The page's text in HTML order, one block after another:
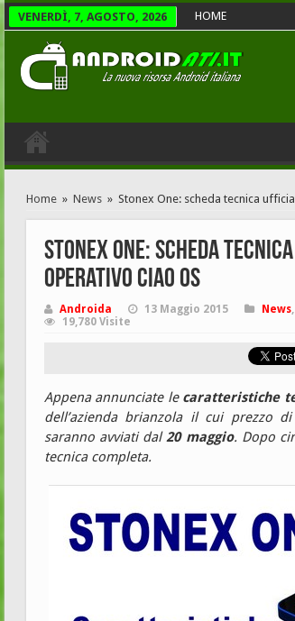
VENERDÌ, 7, AGOSTO, 2026 HOME
Home » News » Stonex One: scheda tecnica
Stonex One: scheda
operativo Ciao OS
Androida 13 Maggio 2015 News,
19,780 Visite
Appena annunciate le caratteristiche
dell’azienda brianzola il cui prezzo
saranno avviati dal20 maggio. Dopo
tecnica completa.